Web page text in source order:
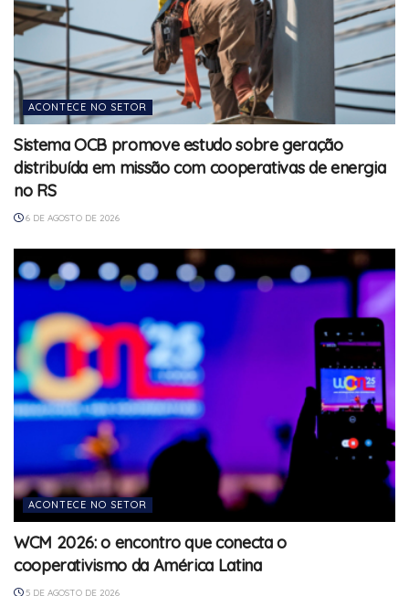
ACONTECE NO SETOR
Sistema OCB promove estudo sobre geração
distribuída em missão com cooperativas de energia
no RS
6 DE AGOSTO DE 2026
ACONTECE NO SETOR
WCM 2026: o encontro que conecta o
cooperativismo da América Latina
5 DE AGOSTO DE 2026